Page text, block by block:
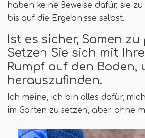
haben keine Beweise dafür, sie
bis auf die Ergebnisse selbst.
Ist es sicher, Samen zu
Setzen Sie sich mit
Rumpf auf den Boden,
herauszufinden.
Ich meine, ich bin alles dafür,
im Garten zu setzen, aber ohne